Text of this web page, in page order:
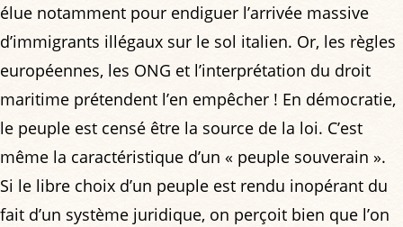
élue notamment pour endiguer l’arrivée massive
d’immigrants illégaux sur le sol italien. Or, les règles
européennes, les ONG et l’interprétation du droit
maritime prétendent l’en empêcher ! En démocratie,
le peuple est censé être la source de la loi. C’est
même la caractéristique d’un « peuple souverain ».
Si le libre choix d’un peuple est rendu inopérant du
fait d’un système juridique, on perçoit bien que l’on